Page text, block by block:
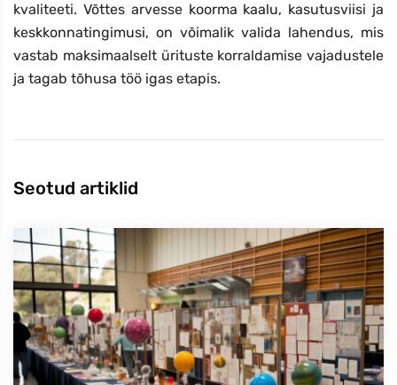
kvaliteeti. Võttes arvesse koorma kaalu, kasutusviisi ja
keskkonnatingimusi, on võimalik valida lahendus, mis
vastab maksimaalselt ürituste korraldamise vajadustele
ja tagab tõhusa töö igas etapis.
Seotud artiklid